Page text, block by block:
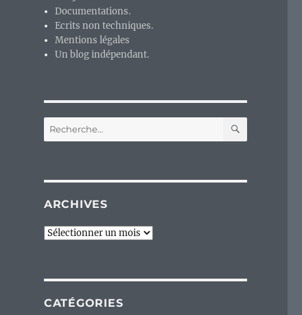
Documentations.
Ecrits non techniques.
Mentions légales
Un blog indépendant.
Recherche
pour :
ARCHIVES
Archives
CATÉGORIES